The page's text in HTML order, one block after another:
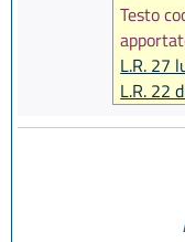
Testo
L.R. 27
L.R. 22
L.R.
L.R.
L.R.